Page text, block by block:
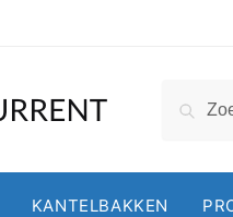
KANTELBAKKEN